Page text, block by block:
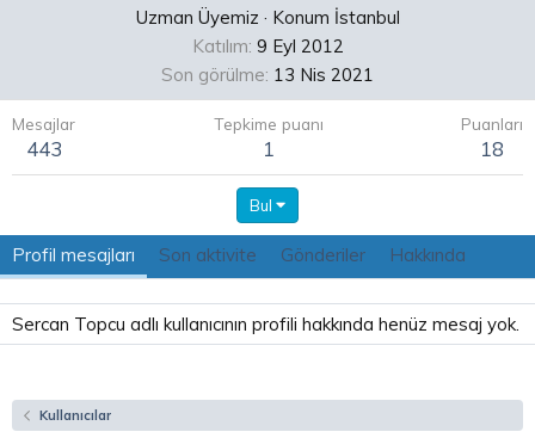
Uzman Üyemiz · Konum İstanbul
Katılım 9 Eyl 2012
Son görülme 13 Nis 2021
Mesajlar
443
Tepkime puanı
1
Puanları
18
Bul
Profil mesajları Son aktivite Gönderiler Hakkında
Sercan Topcu adlı kullanıcının profili hakkında henüz mesaj yok.
Kullanıcılar